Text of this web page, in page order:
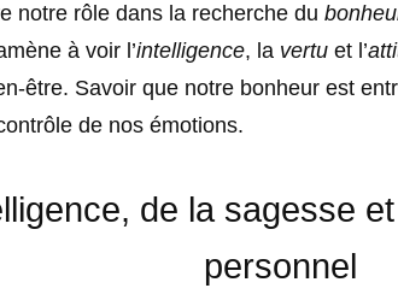
notre rôle dans la recherche du
à voir l’intelligence, la vertu et l’
être. Savoir que notre bonheur est
de nos émotions.
de la sagesse
personnel